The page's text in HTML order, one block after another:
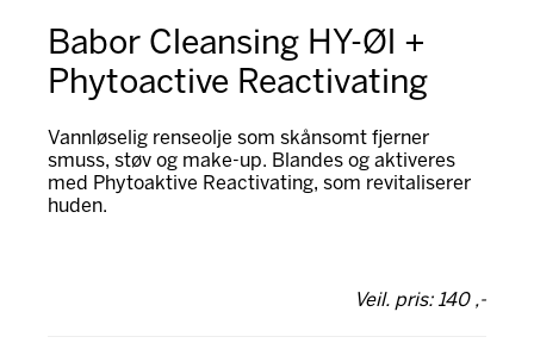
Babor Cleansing HY-Øl +
Phytoactive Reactivating
Vannløselig renseolje som skånsomt fjerner
smuss, støv og make-up. Blandes og aktiveres
med Phytoaktive Reactivating, som revitaliserer
huden.
Veil. pris: 140 ,-